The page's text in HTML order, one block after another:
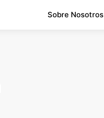
Sobre Nosotros